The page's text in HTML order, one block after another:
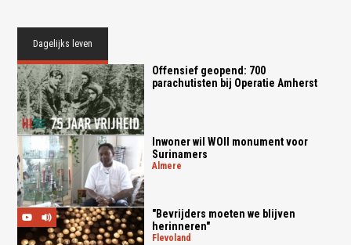
Dagelijks leven
Offensief geopend: 700
parachutisten bij Operatie Amherst
Inwoner wil WOII monument voor
Surinamers
almere
"Bevrijders moeten we blijven
herinneren"
flevoland